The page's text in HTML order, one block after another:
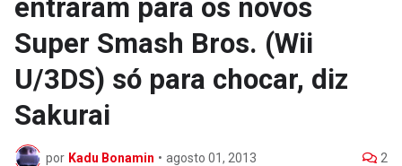
entraram para os novos
Super Smash Bros. (Wii
U/3DS) só para chocar, diz
Sakurai
por Kadu Bonamin • agosto 01, 2013 2